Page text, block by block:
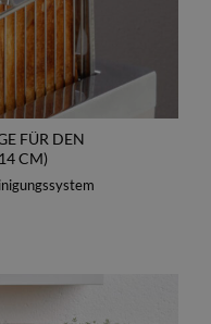
FÜR DEN P
CM)